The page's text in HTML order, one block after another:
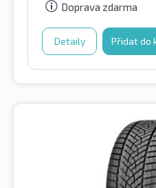
Doprava zdarma
Detaily Přidat do